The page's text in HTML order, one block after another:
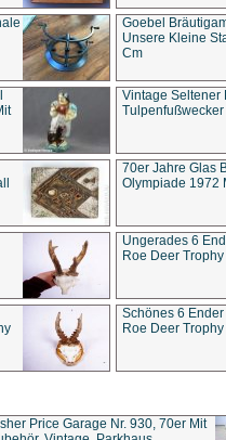
Goebel
Unsere Kleine
Cm
Vintage Seltener
70er Jahre Glas
Olympiade 1972
Ungerades 6
Roe Deer
Schönes 6
Roe Deer
Price Garage Nr. 930, 70er Mit